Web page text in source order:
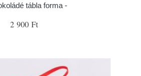
tábla forma -
2 900 Ft